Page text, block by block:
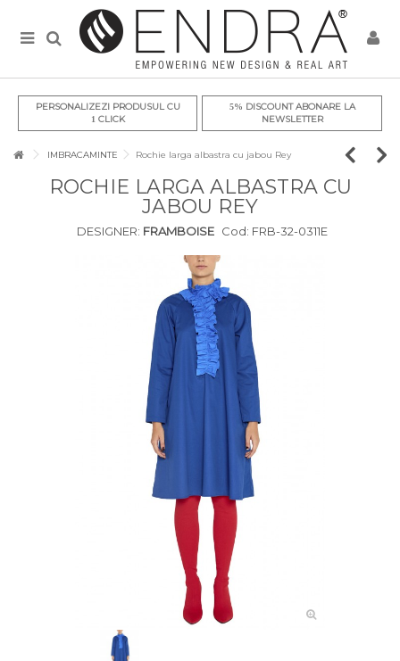
PERSONALIZEZI PRODUSUL CU
1CLICK
5% DISCOUNT ABONARE LA
NEWSLETTER
IMBRACAMINTE Rochie larga albastra cu jabou Rey
ROCHIE LARGA ALBASTRA CU
JABOU REY
DESIGNER: FRAMBOISE Cod: FRB-32-0311E